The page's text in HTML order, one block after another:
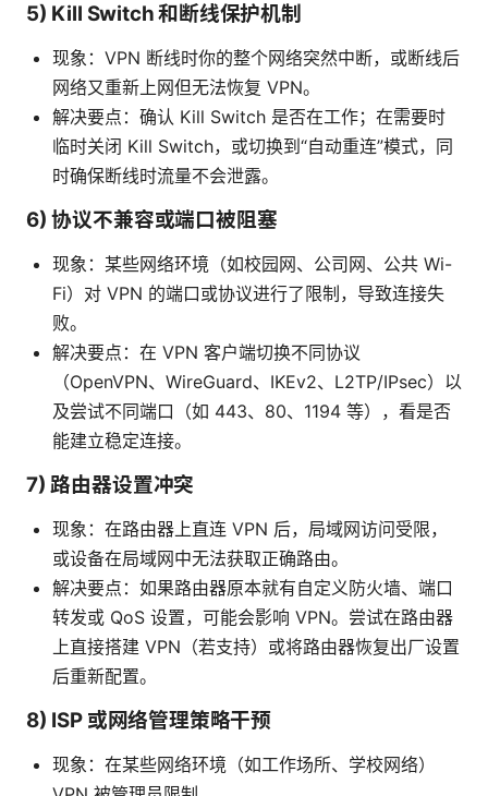
5) Kill Switch 和断线保护机制
现象：VPN 断线时你的整个网络突然中断，或断线后
网络又重新上网但无法恢复 VPN。
解决要点：确认 Kill Switch 是否在工作；在需要时
临时关闭 Kill Switch，或切换到“自动重连”模式，同
时确保断线时流量不会泄露。
6) 协议不兼容或端口被阻塞
现象：某些网络环境（如校园网、公司网、公共 Wi-
Fi）对 VPN 的端口或协议进行了限制，导致连接失
败。
解决要点：在 VPN 客户端切换不同协议
（OpenVPN、WireGuard、IKEv2、L2TP/IPsec）以
及尝试不同端口（如 443、80、1194 等），看是否
能建立稳定连接。
7) 路由器设置冲突
现象：在路由器上直连 VPN 后，局域网访问受限，
或设备在局域网中无法获取正确路由。
解决要点：如果路由器原本就有自定义防火墙、端口
转发或 QoS 设置，可能会影响 VPN。尝试在路由器
上直接搭建 VPN（若支持）或将路由器恢复出厂设置
后重新配置。
8) ISP 或网络管理策略干预
现象：在某些网络环境（如工作场所、学校网络）